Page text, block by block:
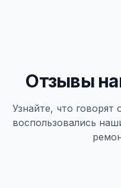
Отзывы
Узнайте, что
воспользовались